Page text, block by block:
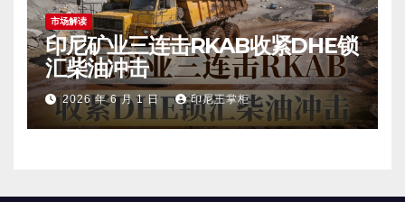
市场解读
印尼矿业三连击RKAB收紧DHE锁
汇柴油冲击
2026 年 6 月 1 日 印尼王掌柜